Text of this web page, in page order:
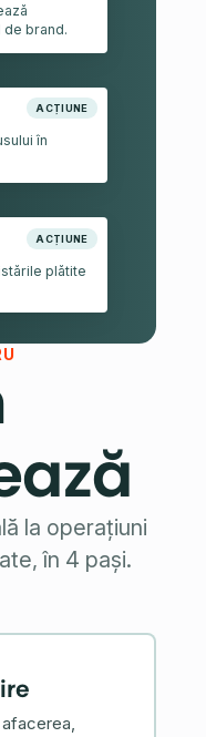
de brand.
în
ACȚIUNE
plătite
ACȚIUNE
la operațiuni
în 4 pași.